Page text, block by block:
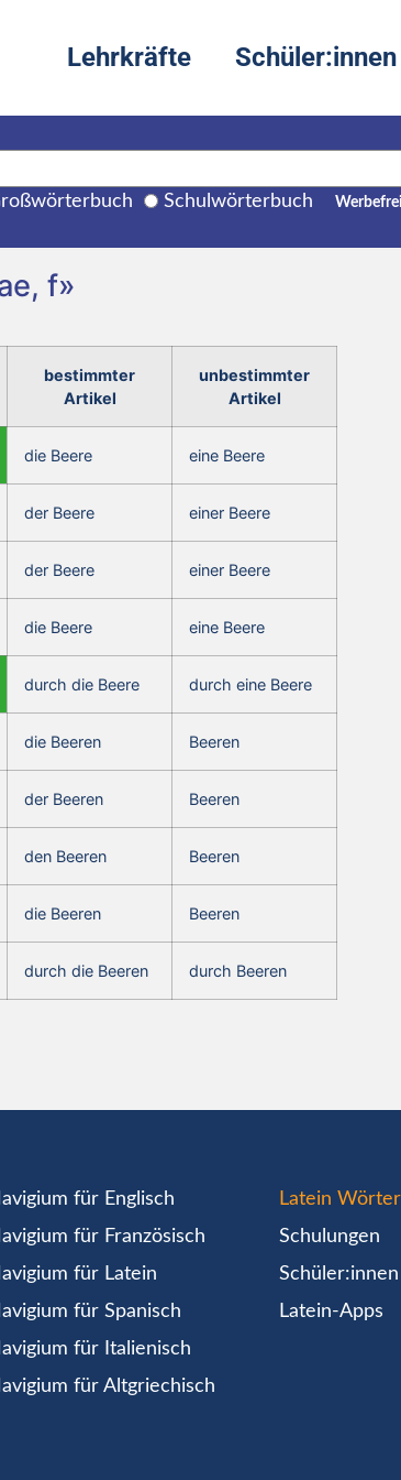
Lehrkräfte Schüler:innen
Schulwörterbuch
f»
bestimmter
Artikel
unbestimmter
Artikel
die Beere eine Beere
der Beere einer Beere
der Beere einer Beere
die Beere eine Beere
durch die Beere durch eine Beere
die Beeren Beeren
der Beeren Beeren
den Beeren Beeren
die Beeren Beeren
durch die Beeren durch Beeren
für Englisch
für Französisch
für Latein
für Spanisch
für Italienisch
für Altgriechisch
Latein
Schulungen
Schüler:innen
Latein-Apps